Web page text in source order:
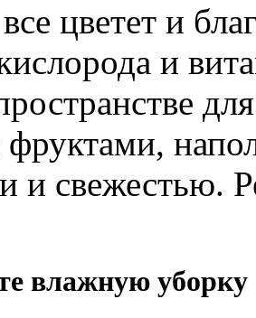
цветет и
и
фруктами,
и свежестью.
влажную уборку